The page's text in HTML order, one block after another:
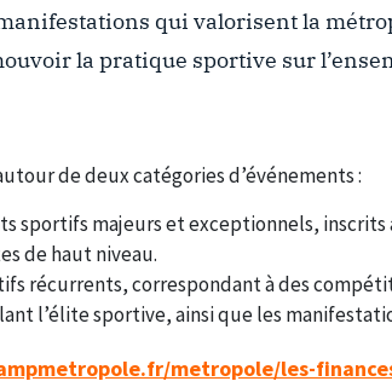
qui valorisent la
la pratique sportive sur
de deux catégories d’événements :
sportifs majeurs et exceptionnels,
de haut niveau.
récurrents, correspondant à des
l’élite sportive, ainsi que les
metropole/les-